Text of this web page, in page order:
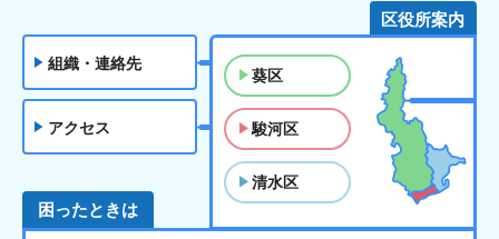
組織・連絡先
アクセス
区役所案内
葵区
駿河区
清水区
困ったときは